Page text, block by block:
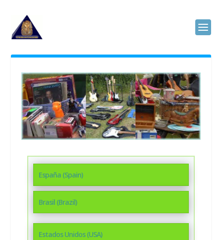
España (Spain)
Brasil (Brazil)
Estados Unidos (USA)